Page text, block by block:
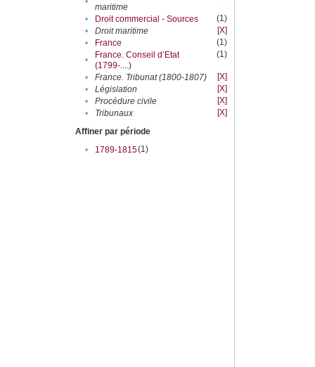
maritime
• Droit commercial - Sources
(1)
•
Droit maritime
[X]
•
France
(1)
•
France. Conseil d’Etat
(1799-....)
(1)
• France. Tribunat (1800-1807)
[X]
•
Législation
[X]
•
Procédure civile
[X]
•
Tribunaux
[X]
Affiner par période
•
1789-1815(1)